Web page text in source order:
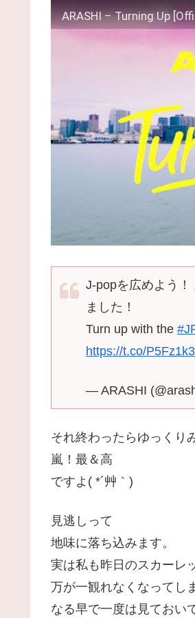
ARASHI – Turning Up
J-popを広めよう
ました！
Turn up with the
https://t.co/
— ARASHI
それ終わったらゆっくり
嵐！最＆高
ですよ( *´艸｀)
見逃しって
地味に落ち込みます。
実は私も昨日のスカーレ
万が一観れなくなってし
なる早で一度は見ておい